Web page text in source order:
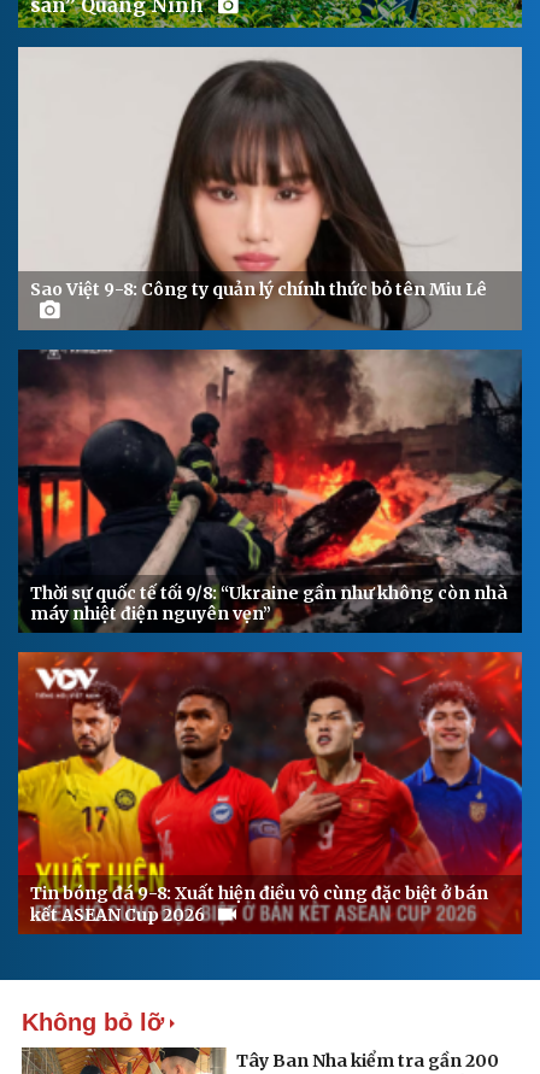
sản” Quảng Ninh
Sao Việt 9-8: Công ty quản lý chính thức bỏ tên Miu Lê
Thời sự quốc tế tối 9/8: “Ukraine gần như không còn nhà
máy nhiệt điện nguyên vẹn”
Tin bóng đá 9-8: Xuất hiện điều vô cùng đặc biệt ở bán
kết ASEAN Cup 2026
Không bỏ lỡ
Tây Ban Nha kiểm tra gần 200